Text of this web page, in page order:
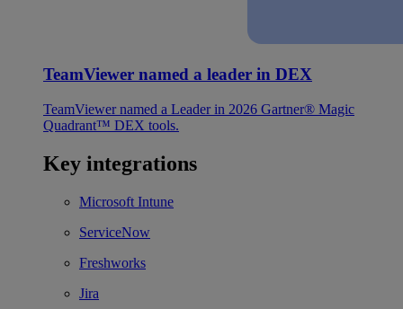
TeamViewer named a leader in DEX
TeamViewer named a Leader in 2026 Gartner® Magic
Quadrant™ DEX tools.
Key integrations
Microsoft Intune
ServiceNow
Freshworks
Jira